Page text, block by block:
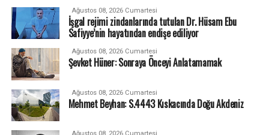
Ağustos 08, 2026 Cumartesi
İşgal rejimi zindanlarında tutulan Dr. Hüsam Ebu
Safiyye’nin hayatından endişe ediliyor
Ağustos 08, 2026 Cumartesi
Şevket Hüner: Sonraya Önceyi Anlatamamak
Ağustos 08, 2026 Cumartesi
Mehmet Beyhan: S.4443 Kıskacında Doğu Akdeniz